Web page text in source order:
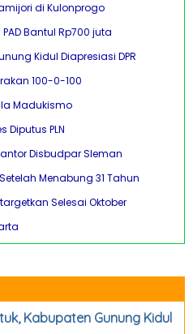
di Kulonprogo
Bantul Rp700 juta
Kidul Diapresiasi DPR
100-0-100
Madukismo
Diputus PLN
Disbudpar Sleman
Menabung 31 Tahun
Selesai Oktober
Kabupaten Gunung Kidul